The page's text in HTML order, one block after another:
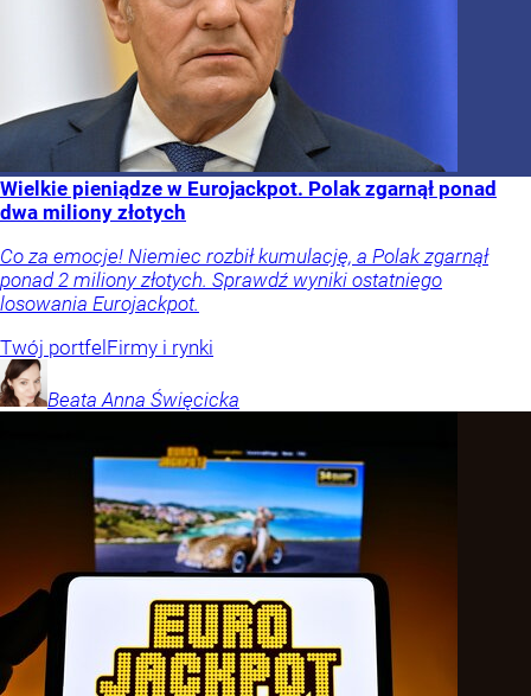
Wielkie pieniądze w Eurojackpot. Polak zgarnął ponad
dwa miliony złotych
Co za emocje! Niemiec rozbił kumulację, a Polak zgarnął
ponad 2 miliony złotych. Sprawdź wyniki ostatniego
losowania Eurojackpot.
Twój portfel Firmy i rynki
Beata Anna Święcicka